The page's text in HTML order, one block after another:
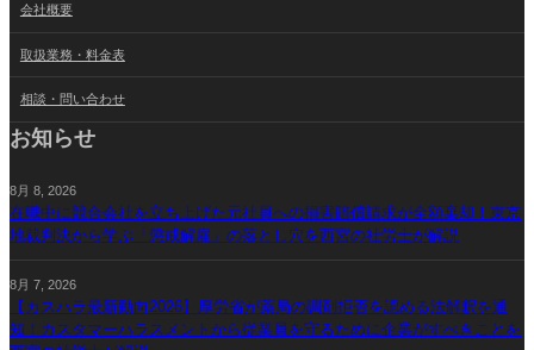
会社概要
取扱業務・料金表
相談・問い合わせ
お知らせ
8月 8, 2026
在職中に競合会社を立ち上げた元社員への損害賠償請求が全額棄却！東京
地裁判決から学ぶ「懲戒解雇」の落とし穴を西宮の社労士が解説
8月 7, 2026
【カスハラ最新動向2026】厚労省が薬局の調剤拒否を認める法解釈を通
知！カスタマーハラスメントから従業員を守るために企業がすべきことを